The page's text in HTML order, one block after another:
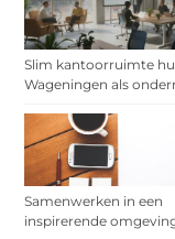
Slim kantoorruimte
Wageningen als
Samenwerken in een
inspirerende